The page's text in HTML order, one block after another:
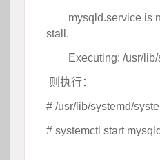
mysqld.service is
stall.
Executing: /usr/
则执行：
# /usr/lib/systemd/
# systemctl start mysqld